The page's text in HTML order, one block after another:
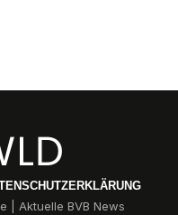
| Aktuelle BVB News